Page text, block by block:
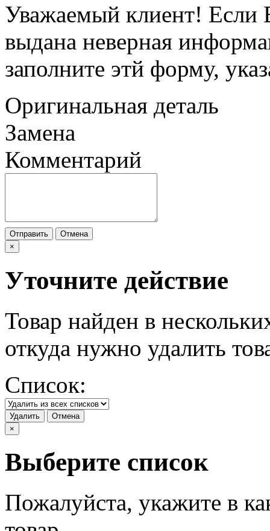
Уважаемый клиент! Если
выдана неверная
заполните этй форму,
Оригинальная деталь
Замена
Комментарий
Отправить
Отмена
×
Уточните действие
Товар найден в
откуда нужно удалить
Список:
Удалить
Отмена
×
Выберите список
Пожалуйста, укажите в